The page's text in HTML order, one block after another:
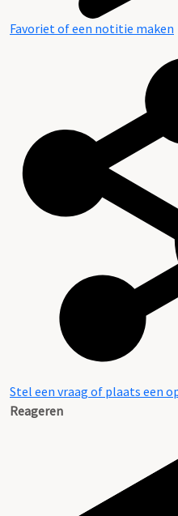
Favoriet of een notitie maken
Stel een vraag of plaats een
Reageren